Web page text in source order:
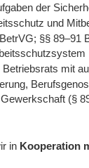
der
und
§§ 89–91
mit
(§
in Kooperation